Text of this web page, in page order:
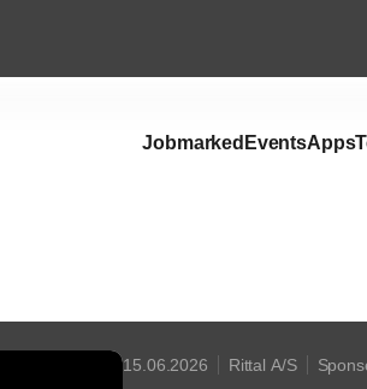
Jobmarked EventsApps
15.06.2026 Rittal A/S